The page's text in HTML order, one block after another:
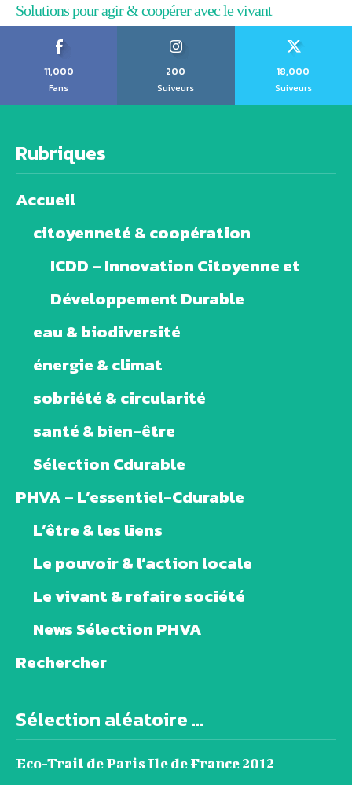
Solutions pour agir & coopérer avec le vivant
11,000
Fans
200
Suiveurs
18,000
Suiveurs
Rubriques
Accueil
citoyenneté & coopération
ICDD – Innovation Citoyenne et
Développement Durable
eau & biodiversité
énergie & climat
sobriété & circularité
santé & bien-être
Sélection Cdurable
PHVA – L’essentiel-Cdurable
L’être & les liens
Le pouvoir & l’action locale
Le vivant & refaire société
News Sélection PHVA
Rechercher
Sélection aléatoire ...
Eco-Trail de Paris Ile de France 2012